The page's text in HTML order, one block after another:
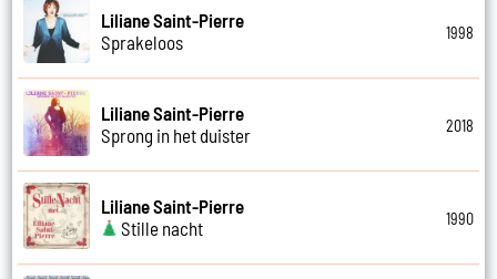
Liliane Saint-Pierre
Sprakeloos
1998
Liliane Saint-Pierre
Sprong in het duister
2018
Liliane Saint-Pierre
Stille nacht
1990